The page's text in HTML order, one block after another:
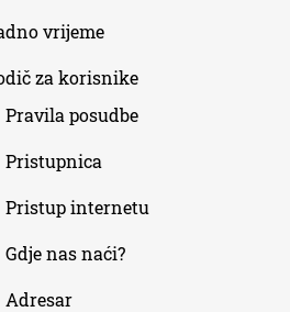
external)
vrijeme
za korisnike
Pravila posudbe
Pristupnica
Pristup internetu
Gdje nas naći?
Adresar